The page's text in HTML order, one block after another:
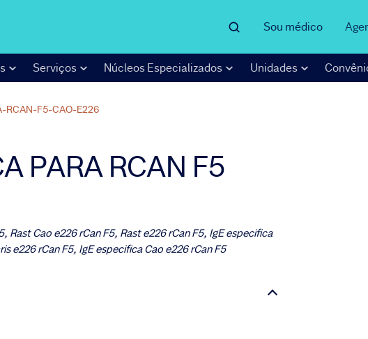
Sou médico
Serviços Núcleos Especializados Unidades
RCAN-F5-CAO-E226
PARA RCAN F5
Rast Cao e226 rCan F5, Rast e226 rCan F5, IgE especifica
e226 rCan F5, IgE especifica Cao e226 rCan F5